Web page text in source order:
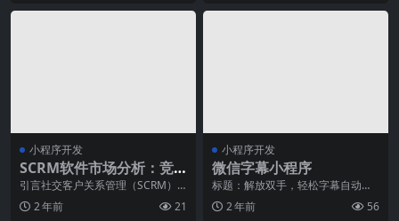
小程序开发
SCRM软件市场分析：竞
争对手分析与市场份额调
查
引言社交客户关系管理（SCRM）
软件是目前市场上热门的一类软
件，它以社交媒体为渠
2 年前 21
小程序开发
微信字幕小程序
标题：解放双手，轻松字幕自动生
成——微信字幕小程序近年来，随
着社交媒体的迅猛发展
2 年前 56